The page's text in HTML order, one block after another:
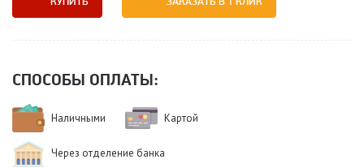
СПОСОБЫ ОПЛАТЫ:
Наличными Картой
Через отделение банка